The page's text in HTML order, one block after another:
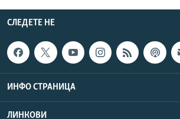
СЛЕДЕТЕ НЕ
ИНФО СТРАНИЦА
ЛИНКОВИ